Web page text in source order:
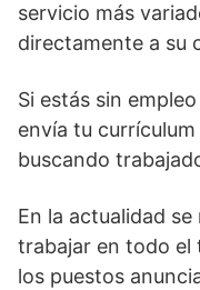
servicio más
directamente a su
Si estás sin
envía tu
buscando
En la actualidad
trabajar en todo el
los puestos